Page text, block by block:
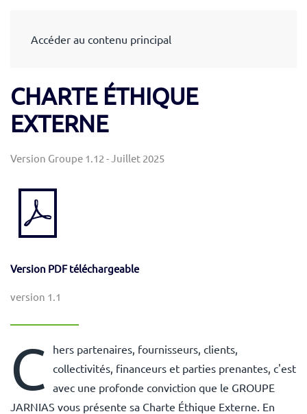
Accéder au contenu principal
CHARTE ÉTHIQUE
EXTERNE
Version Groupe 1.12 - Juillet 2025
Version PDF téléchargeable
version 1.1
C
hers partenaires, fournisseurs, clients,
collectivités, financeurs et parties prenantes, c'est
avec une profonde conviction que le GROUPE
JARNIAS vous présente sa Charte Éthique Externe. En